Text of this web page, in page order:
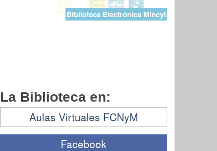
Biblioteca Electrónica Mincyt
La Biblioteca en:
Aulas Virtuales FCNyM
Facebook